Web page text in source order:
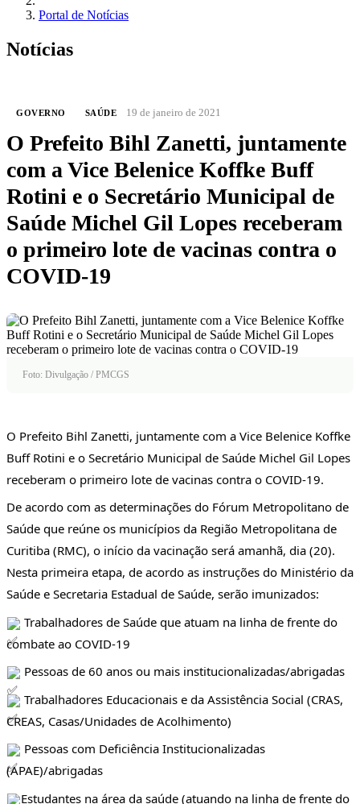
Portal de Notícias
Notícias
GOVERNO SAÚDE 19 de janeiro de 2021
O Prefeito Bihl Zanetti, juntamente
com a Vice Belenice Koffke Buff
Rotini e o Secretário Municipal de
Saúde Michel Gil Lopes receberam
o primeiro lote de vacinas contra o
COVID-19
Foto: Divulgação / PMCGS
O Prefeito Bihl Zanetti, juntamente com a Vice Belenice Koffke
Buff Rotini e o Secretário Municipal de Saúde Michel Gil Lopes
receberam o primeiro lote de vacinas contra o COVID-19.
De acordo com as determinações do Fórum Metropolitano de
Saúde que reúne os municípios da Região Metropolitana de
Curitiba (RMC), o início da vacinação será amanhã, dia (20).
Nesta primeira etapa, de acordo as instruções do Ministério da
Saúde e Secretaria Estadual de Saúde, serão imunizados:
Trabalhadores de Saúde que atuam na linha de frente do
combate ao COVID-19
Pessoas de 60 anos ou mais institucionalizadas/abrigadas
Trabalhadores Educacionais e da Assistência Social (CRAS,
CREAS, Casas/Unidades de Acolhimento)
Pessoas com Deficiência Institucionalizadas
(APAE)/abrigadas
Estudantes na área da saúde (atuando na linha de frente do